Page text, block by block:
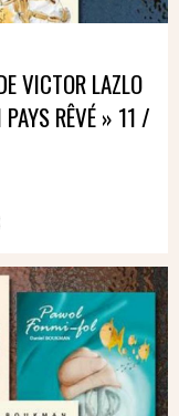
VICTOR LAZLO
PAYS RÊVÉ » 11 /